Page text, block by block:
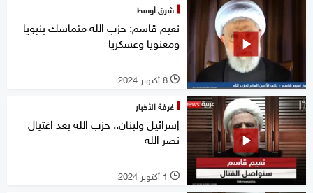
شرق أوسط
نعيم قاسم: حزب الله متماسك بنيويا
ومعنويا وعسكريا
l 8 أكتوبر 2024
غرفة الأخبار
إسرائيل ولبنان.. حزب الله بعد اغتيال
نصر الله
l 1 أكتوبر 2024